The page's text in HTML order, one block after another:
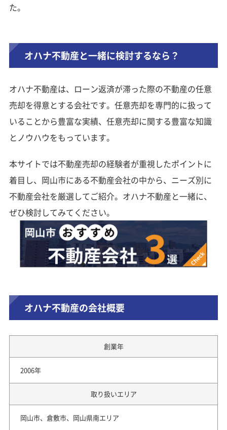
た。
オハナ不動産と一緒に検討するなら？
オハナ不動産は、ローン返済が滞った際の不動産の任意
売却を得意とする会社です。任意売却を専門的に扱って
いることから豊富な実績、任意売却に関する豊富な知識
とノウハウをもっています。
本サイトでは不動産売却の経験者が重視したポイントに
着目し、岡山市にある不動産会社の中から、ニーズ別に
不動産会社を厳選してご紹介。オハナ不動産と一緒に、
ぜひ検討してみてください。
オハナ不動産の会社概要
創業年
2006年
取り扱いエリア
岡山市、倉敷市、岡山県南エリア